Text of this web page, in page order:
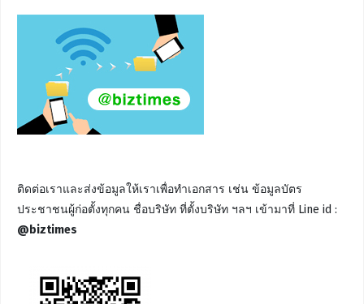
ติดต่อเราและส่งข้อมูลให้เราเพื่อทำเอกสาร เช่น ข้อมูลบัตร
ประชาชนผู้ก่อตั้งทุกคน ชื่อบริษัท ที่ตั้งบริษัท ฯลฯ เข้ามาที่ Line id :
@biztimes